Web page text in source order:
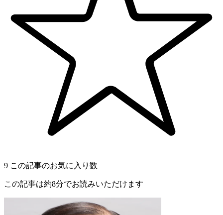
9 この記事のお気に入り数
この記事は約8分でお読みいただけます